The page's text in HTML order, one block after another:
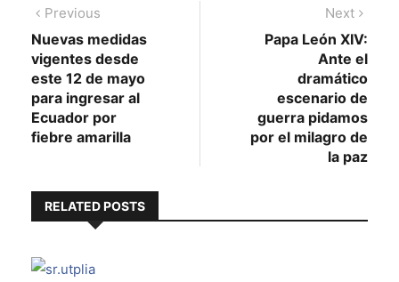
Navegación
de
entradas
Previous
post:
Nuevas medidas
vigentes desde
este 12 de mayo
para ingresar al
Ecuador por
fiebre amarilla
Next
Papa León XIV:
Ante el
dramático
escenario de
guerra pidamos
por el milagro de
la paz
RELATED POSTS